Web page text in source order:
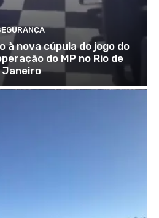
à nova cúpula do jogo do
do MP no Rio de
Janeiro